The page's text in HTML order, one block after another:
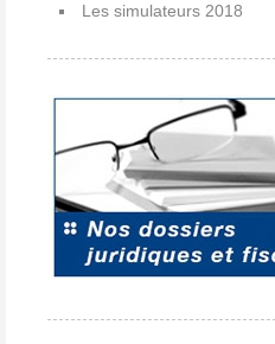
Les simulateurs 2018